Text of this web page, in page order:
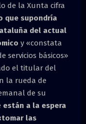
de la Xunta cifra
que supondría
del actual
y «constata
servicios básicos»
el titular del
la rueda de
de su
están a la espera
las